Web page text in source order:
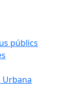
públics
Urbana